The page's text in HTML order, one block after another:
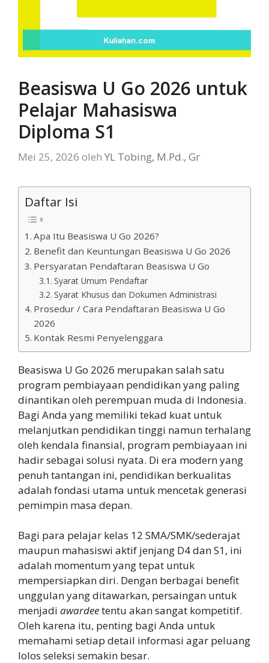
Beasiswa U Go 2026 untuk
Pelajar Mahasiswa
Diploma S1
Mei 25, 2026 oleh YL Tobing, M.Pd., Gr
Daftar Isi
Apa Itu Beasiswa U Go 2026?
Benefit dan Keuntungan Beasiswa U Go 2026
Persyaratan Pendaftaran Beasiswa U Go
Syarat Umum Pendaftar
Syarat Khusus dan Dokumen Administrasi
Prosedur / Cara Pendaftaran Beasiswa U Go
2026
Kontak Resmi Penyelenggara
Beasiswa U Go 2026 merupakan salah satu
program pembiayaan pendidikan yang paling
dinantikan oleh perempuan muda di Indonesia.
Bagi Anda yang memiliki tekad kuat untuk
melanjutkan pendidikan tinggi namun terhalang
oleh kendala finansial, program pembiayaan ini
hadir sebagai solusi nyata. Di era modern yang
penuh tantangan ini, pendidikan berkualitas
adalah fondasi utama untuk mencetak generasi
pemimpin masa depan.
Bagi para pelajar kelas 12 SMA/SMK/sederajat
maupun mahasiswi aktif jenjang D4 dan S1, ini
adalah momentum yang tepat untuk
mempersiapkan diri. Dengan berbagai benefit
unggulan yang ditawarkan, persaingan untuk
menjadi awardeetentu akan sangat kompetitif.
Oleh karena itu, penting bagi Anda untuk
memahami setiap detail informasi agar peluang
lolos seleksi semakin besar.